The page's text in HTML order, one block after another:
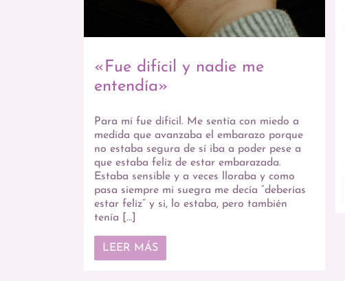
«Fue difícil y nadie me
entendía»
Para mí fue difícil. Me sentía con miedo a
medida que avanzaba el embarazo porque
no estaba segura de sí iba a poder pese a
que estaba feliz de estar embarazada.
Estaba sensible y a veces lloraba y como
pasa siempre mi suegra me decía “deberías
estar feliz” y si, lo estaba, pero también
tenía […]
LEER MÁS